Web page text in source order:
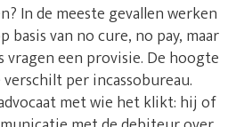
In de meeste gevallen werken
basis van no cure, no pay, maar
vragen een provisie. De hoogte
per incassobureau.
met wie het klikt: hij of